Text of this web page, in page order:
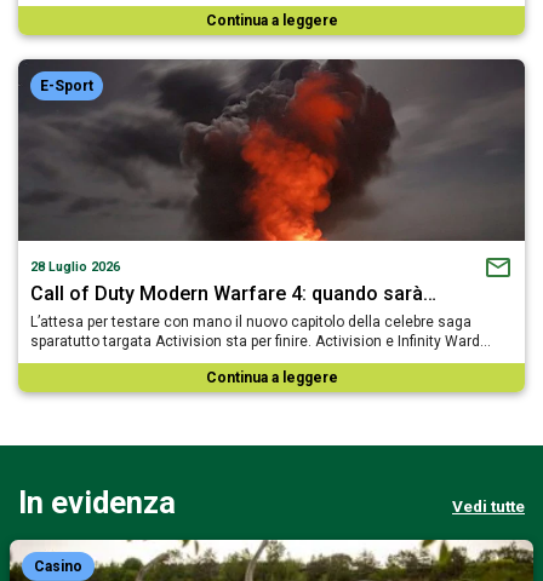
Continua a leggere
E-Sport
28 Luglio 2026
Call of Duty Modern Warfare 4: quando sarà…
L’attesa per testare con mano il nuovo capitolo della celebre saga
sparatutto targata Activision sta per finire. Activision e Infinity Ward…
Continua a leggere
In evidenza Vedi tutte
Casino